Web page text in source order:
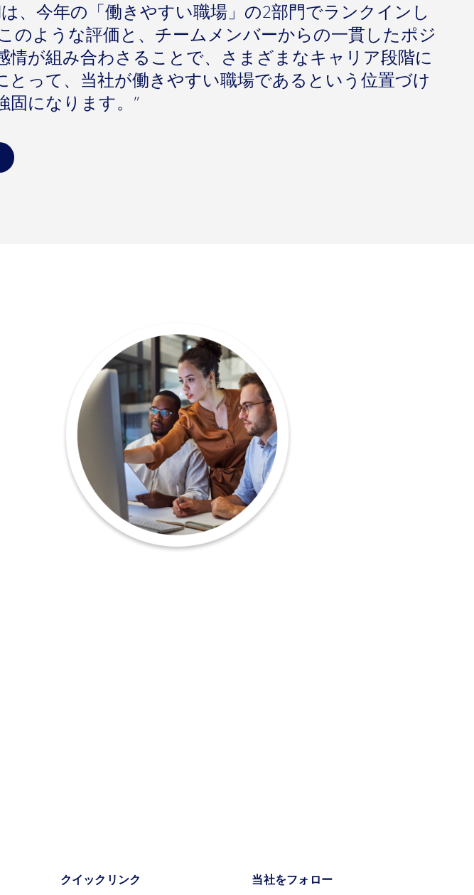
は、今年の「働きやすい職場」の2部門でランクインし
のような評価と、チームメンバーからの一貫したポジ
情が組み合わさることで、さまざまなキャリア段階に
とって、当社が働きやすい職場であるという位置づけ
固になります。”
クイックリンク 当社をフォロー